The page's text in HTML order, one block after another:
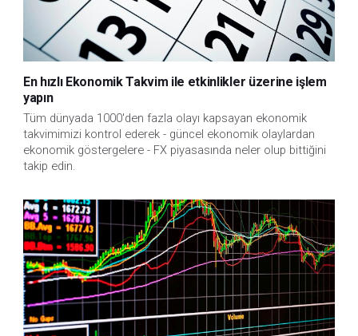
En hızlı Ekonomik Takvim ile etkinlikler üzerine işlem
yapın
Tüm dünyada 1000'den fazla olayı kapsayan ekonomik
takvimimizi kontrol ederek - güncel ekonomik olaylardan
ekonomik göstergelere - FX piyasasında neler olup bittiğini
takip edin.